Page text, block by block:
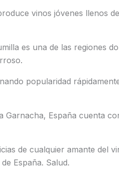
vinos jóvenes llenos
es una de las regiones
popularidad
Garnacha, España cuenta
de cualquier amante del
España. Salud.